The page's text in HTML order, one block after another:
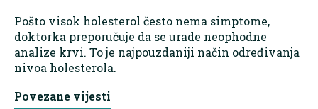
Pošto visok holesterol često nema simptome,
doktorka preporučuje da se urade neophodne
analize krvi. To je najpouzdaniji način određivanja
nivoa holesterola.
Povezane vijesti